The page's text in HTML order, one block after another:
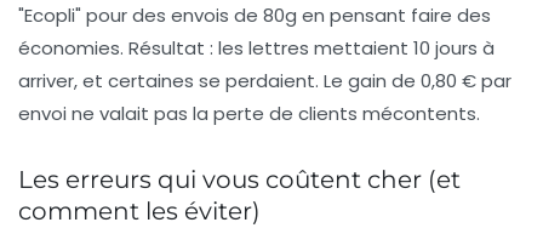
"Ecopli" pour des envois de 80g en pensant faire des
économies. Résultat : les lettres mettaient 10 jours à
arriver, et certaines se perdaient. Le gain de 0,80 € par
envoi ne valait pas la perte de clients mécontents.
Les erreurs qui vous coûtent cher (et
comment les éviter)